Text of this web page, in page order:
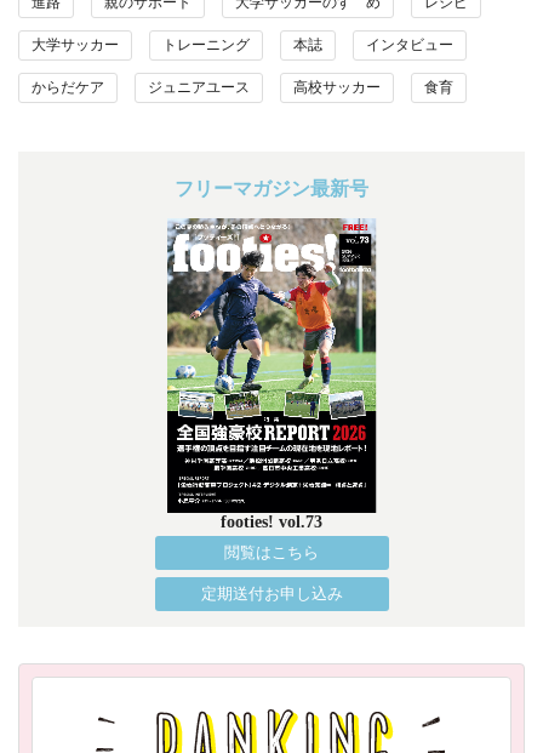
大学サッカー トレーニング 本誌 インタビュー
からだケア ジュニアユース 高校サッカー 食育
フリーマガジン最新号
footies! vol.73
閲覧はこちら
定期送付お申し込み